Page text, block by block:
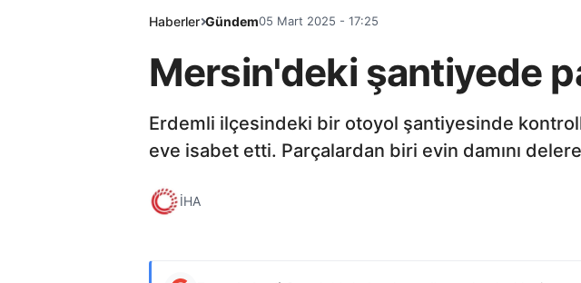
Haberler Gündem05 Mart 2025 - 17:25
Mersin'deki şantiyede
Erdemli ilçesindeki bir otoyol şantiyesinde
eve isabet etti. Parçalardan biri evin damını
İHA